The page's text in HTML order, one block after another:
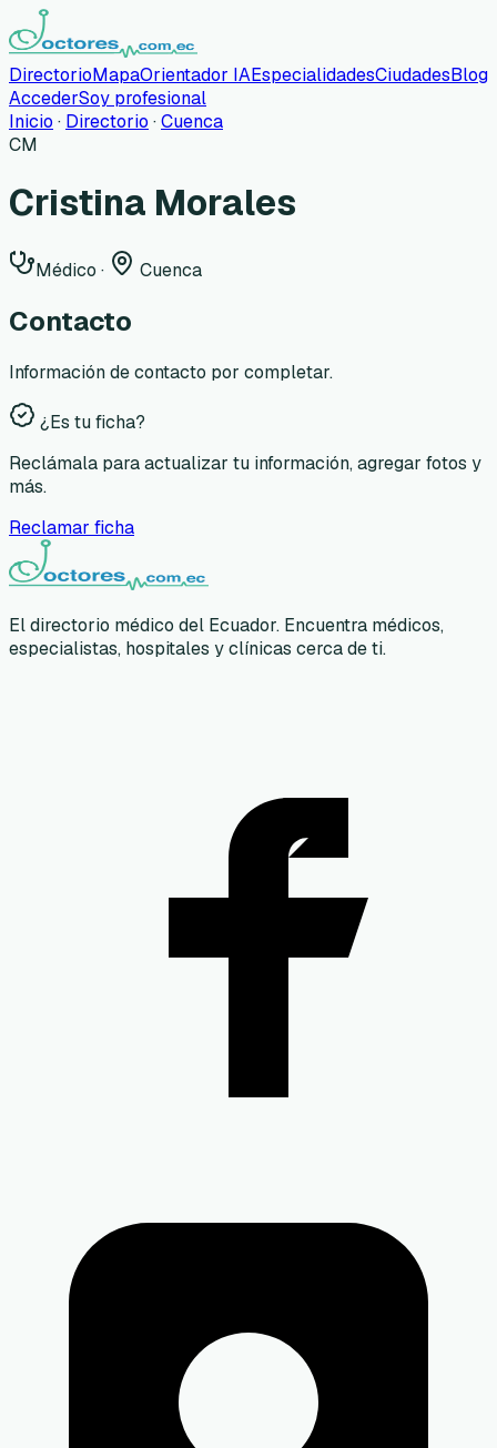
DirectorioMapaOrientador IAEspecialidadesCiudadesBlog
AccederSoy profesional
Inicio · Directorio ·Cuenca
CM
Cristina Morales
Médico · Cuenca
Contacto
Información de contacto por completar.
¿Es tu ficha?
Reclámala para actualizar tu información, agregar fotos y
más.
Reclamar ficha
El directorio médico del Ecuador. Encuentra médicos,
especialistas, hospitales y clínicas cerca de ti.